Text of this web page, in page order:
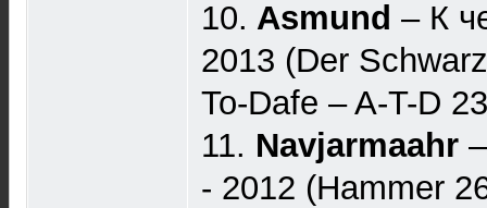
10. Asmund ‎– К
2013 (Der
To-Dafe ‎– A-T-D
11. Navjarmaahr
- 2012 (Hammer